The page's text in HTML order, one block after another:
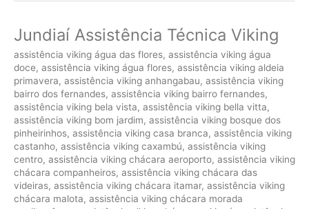
Jundiaí Assistência Técnica Viking
assistência viking água das flores, assistência viking água
doce, assistência viking água flores, assistência viking aldeia
primavera, assistência viking anhangabau, assistência viking
bairro dos fernandes, assistência viking bairro fernandes,
assistência viking bela vista, assistência viking bella vitta,
assistência viking bom jardim, assistência viking bosque dos
pinheirinhos, assistência viking casa branca, assistência viking
castanho, assistência viking caxambú, assistência viking
centro, assistência viking chácara aeroporto, assistência viking
chácara companheiros, assistência viking chácara das
videiras, assistência viking chácara itamar, assistência viking
chácara malota, assistência viking chácara morada